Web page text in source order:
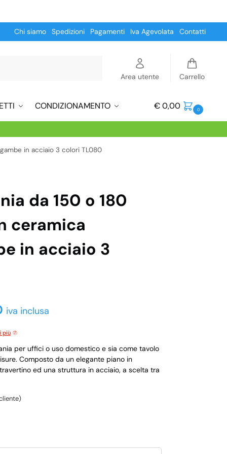
Chi siamo Spedizioni Pagamenti Iva Agevolata Contatti
Area utente Carrello
CONDIZIONAMENTO €0,00 0
in acciaio 3 colori TL080
da 150 o 180
ceramica
in acciaio 3
iva inclusa
più
per uffici o uso domestico e sia come tavolo
Composto da un elegante piano in
ed una struttura in acciaio, a scelta tra